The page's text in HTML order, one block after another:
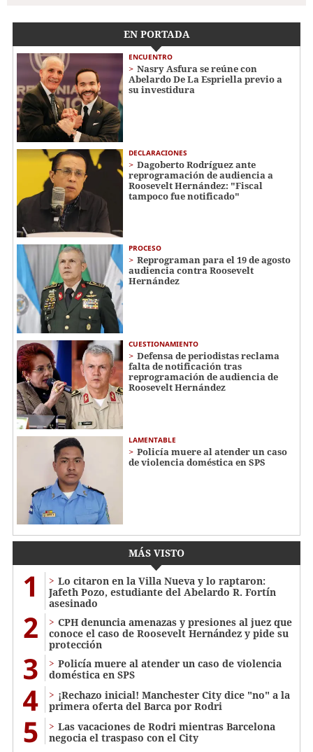
EN PORTADA
ENCUENTRO
Nasry Asfura se reúne con
Abelardo De La Espriella previo a
su investidura
DECLARACIONES
Dagoberto Rodríguez ante
reprogramación de audiencia a
Roosevelt Hernández: "Fiscal
tampoco fue notificado"
PROCESO
Reprograman para el 19 de agosto
audiencia contra Roosevelt
Hernández
CUESTIONAMIENTO
Defensa de periodistas reclama
falta de notificación tras
reprogramación de audiencia de
Roosevelt Hernández
LAMENTABLE
Policía muere al atender un caso
de violencia doméstica en SPS
MÁS VISTO
1
Lo citaron en la Villa Nueva y lo raptaron:
Jafeth Pozo, estudiante del Abelardo R. Fortín
asesinado
2
CPH denuncia amenazas y presiones al juez que
conoce el caso de Roosevelt Hernández y pide su
protección
3
Policía muere al atender un caso de violencia
doméstica en SPS
4
¡Rechazo inicial! Manchester City dice "no" a la
primera oferta del Barca por Rodri
5
Las vacaciones de Rodri mientras Barcelona
negocia el traspaso con el City